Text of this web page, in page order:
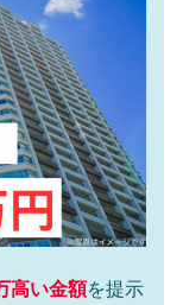
高い金額を提示